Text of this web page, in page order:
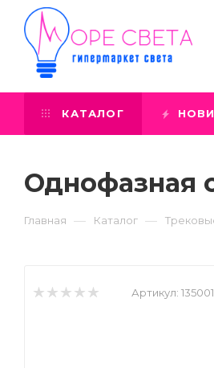
КАТАЛОГ
Однофазная
Главная — Каталог —
Артикул: 135001